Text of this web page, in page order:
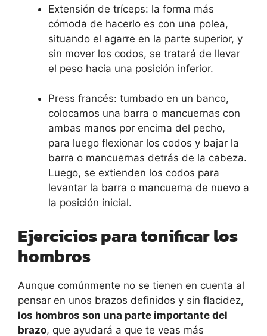
Extensión de tríceps: la forma más
cómoda de hacerlo es con una polea,
situando el agarre en la parte superior, y
sin mover los codos, se tratará de llevar
el peso hacia una posición inferior.
Press francés: tumbado en un banco,
colocamos una barra o mancuernas con
ambas manos por encima del pecho,
para luego flexionar los codos y bajar la
barra o mancuernas detrás de la cabeza.
Luego, se extienden los codos para
levantar la barra o mancuerna de nuevo a
la posición inicial.
Ejercicios para tonificar los
hombros
Aunque comúnmente no se tienen en cuenta al
pensar en unos brazos definidos y sin flacidez,
los hombros son una parte importante del
brazo, que ayudará a que te veas más